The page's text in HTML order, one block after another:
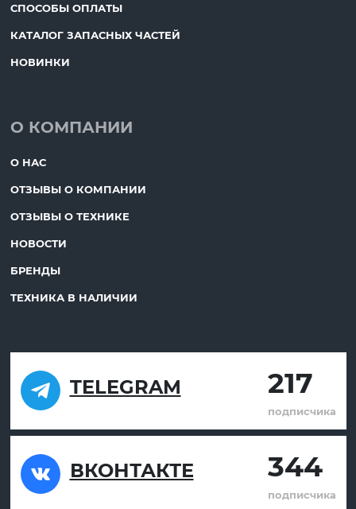
СПОСОБЫ ОПЛАТЫ
КАТАЛОГ ЗАПАСНЫХ ЧАСТЕЙ
НОВИНКИ
О КОМПАНИИ
О НАС
ОТЗЫВЫ О КОМПАНИИ
ОТЗЫВЫ О ТЕХНИКЕ
НОВОСТИ
БРЕНДЫ
ТЕХНИКА В НАЛИЧИИ
TELEGRAM 217
подписчика
ВКОНТАКТЕ 344
подписчика